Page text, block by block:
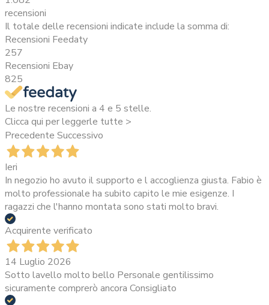
recensioni
Il totale delle recensioni indicate include la somma di:
Recensioni Feedaty
257
Recensioni Ebay
825
Le nostre recensioni a 4 e 5 stelle.
Clicca qui per leggerle tutte >
Precedente Successivo
Ieri
In negozio ho avuto il supporto e l accoglienza giusta. Fabio è
molto professionale ha subito capito le mie esigenze. I
ragazzi che l'hanno montata sono stati molto bravi.
Acquirente verificato
14 Luglio 2026
Sotto lavello molto bello Personale gentilissimo
sicuramente comprerò ancora Consigliato